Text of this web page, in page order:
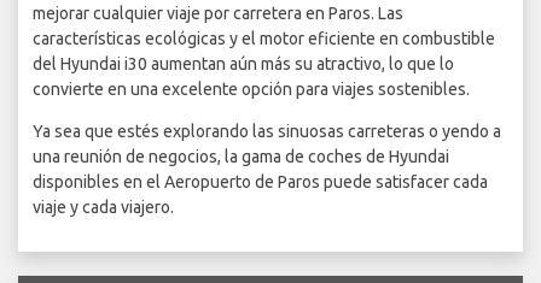
mejorar cualquier viaje por carretera en Paros. Las
características ecológicas y el motor eficiente en combustible
del Hyundai i30 aumentan aún más su atractivo, lo que lo
convierte en una excelente opción para viajes sostenibles.
Ya sea que estés explorando las sinuosas carreteras o yendo a
una reunión de negocios, la gama de coches de Hyundai
disponibles en el Aeropuerto de Paros puede satisfacer cada
viaje y cada viajero.